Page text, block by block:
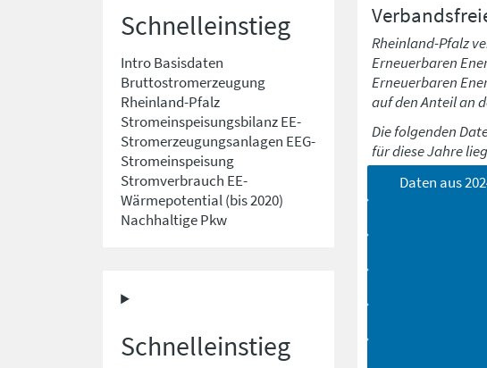
Schnelleinstieg
IntroBasisdaten
Bruttostromerzeugung
Rheinland-Pfalz
StromeinspeisungsbilanzEE-
Stromerzeugungsanlagen EEG-
Stromeinspeisung
Stromverbrauch EE-
Wärmepotential (bis 2020)
Nachhaltige Pkw
Schnelleinstieg
Rheinland-Pfalz
Erneuerbaren
Erneuerbaren
auf den Anteil an
Die folgenden
für diese Jahre
Daten aus